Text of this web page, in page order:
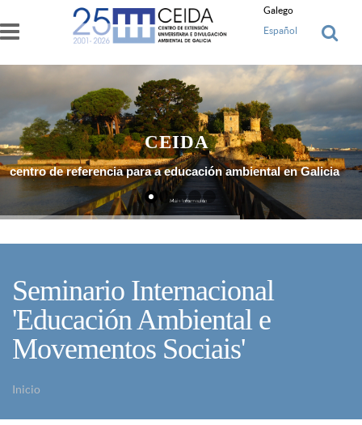
Ir o contido principal
Galego
Español
centro de referencia para a educación ambiental en Galicia
Máis Información
CEIDA
Seminario Internacional
'Educación Ambiental e
Movementos Sociais'
Inicio